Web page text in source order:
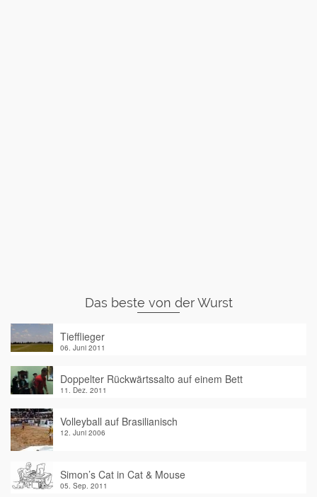
Das beste von der Wurst
Tiefflieger
06. Juni 2011
Doppelter Rückwärtssalto auf einem Bett
11. Dez. 2011
Volleyball auf Brasilianisch
12. Juni 2006
Simon’s Cat in Cat & Mouse
05. Sep. 2011